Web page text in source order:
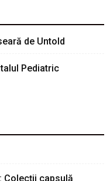
de Untold
Pediatric
Colecții capsulă